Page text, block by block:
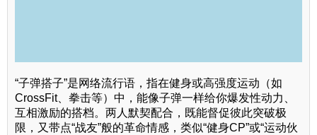
“子弹搭子”是网络流行语，指在健身或高强度运动（如
CrossFit、拳击等）中，能像子弹一样给你爆发性动力、
互相激励的搭档。两人默契配合，既能督促彼此突破极
限，又带点“战友”般的革命情感，类似“健身CP”或“运动伙